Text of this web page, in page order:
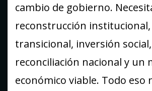
cambio de gobierno.
reconstrucción
transicional, inversión social,
reconciliación nacional y un
económico viable. Todo eso